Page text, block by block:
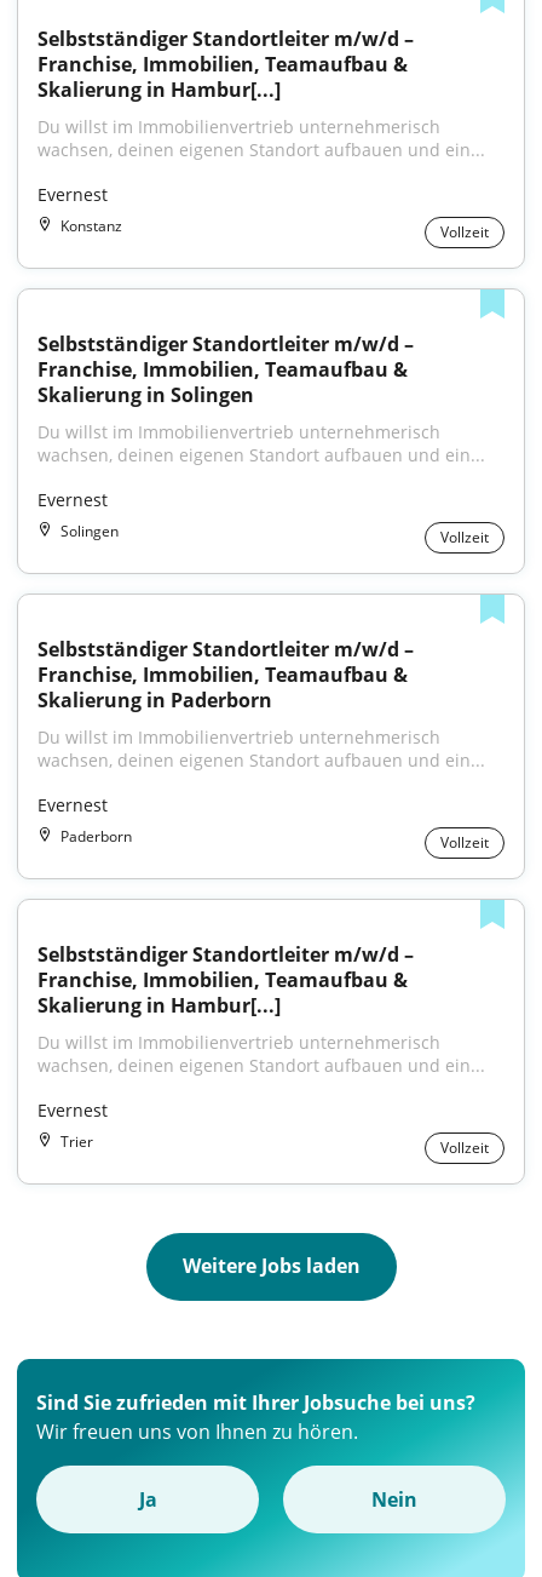
Selbstständiger Standortleiter m/w/d –
Franchise, Immobilien, Teamaufbau &
Skalierung in Hambur[...]
Du willst im Immobilienvertrieb unternehmerisch
wachsen, deinen eigenen Standort aufbauen und ein...
Evernest
Konstanz Vollzeit
Selbstständiger Standortleiter m/w/d –
Franchise, Immobilien, Teamaufbau &
Skalierung in Solingen
Du willst im Immobilienvertrieb unternehmerisch
wachsen, deinen eigenen Standort aufbauen und ein...
Evernest
Solingen Vollzeit
Selbstständiger Standortleiter m/w/d –
Franchise, Immobilien, Teamaufbau &
Skalierung in Paderborn
Du willst im Immobilienvertrieb unternehmerisch
wachsen, deinen eigenen Standort aufbauen und ein...
Evernest
Paderborn Vollzeit
Selbstständiger Standortleiter m/w/d –
Franchise, Immobilien, Teamaufbau &
Skalierung in Hambur[...]
Du willst im Immobilienvertrieb unternehmerisch
wachsen, deinen eigenen Standort aufbauen und ein...
Evernest
Trier Vollzeit
Weitere Jobs laden
Sind Sie zufrieden mit Ihrer Jobsuche bei uns?
Wir freuen uns von Ihnen zu hören.
Ja Nein